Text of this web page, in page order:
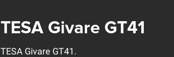
TESA Givare GT41
TESA Givare GT41.